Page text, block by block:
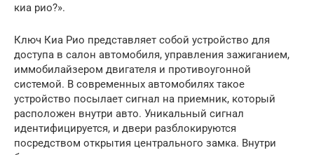
киа рио?».
Ключ Киа Рио представляет собой устройство для
доступа в салон автомобиля, управления зажиганием,
иммобилайзером двигателя и противоугонной
системой. В современных автомобилях такое
устройство посылает сигнал на приемник, который
расположен внутри авто. Уникальный сигнал
идентифицируется, и двери разблокируются
посредством открытия центрального замка. Внутри